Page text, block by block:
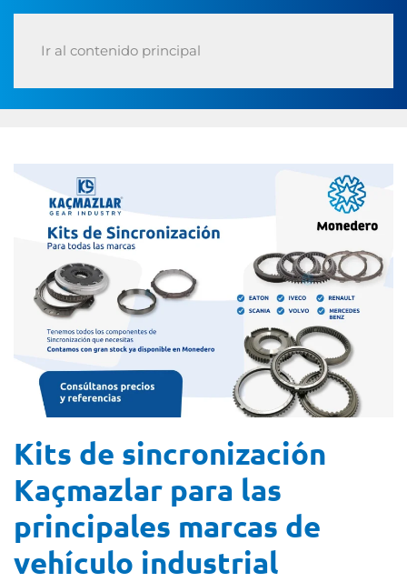
Ir al contenido principal
Kits de sincronización
Kaçmazlar para las
principales marcas de
vehículo industrial